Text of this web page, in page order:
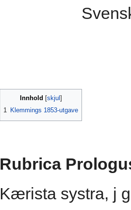
Innhold
1 Klemmings 1853-utgave
Rubrica
Kærista systra, j